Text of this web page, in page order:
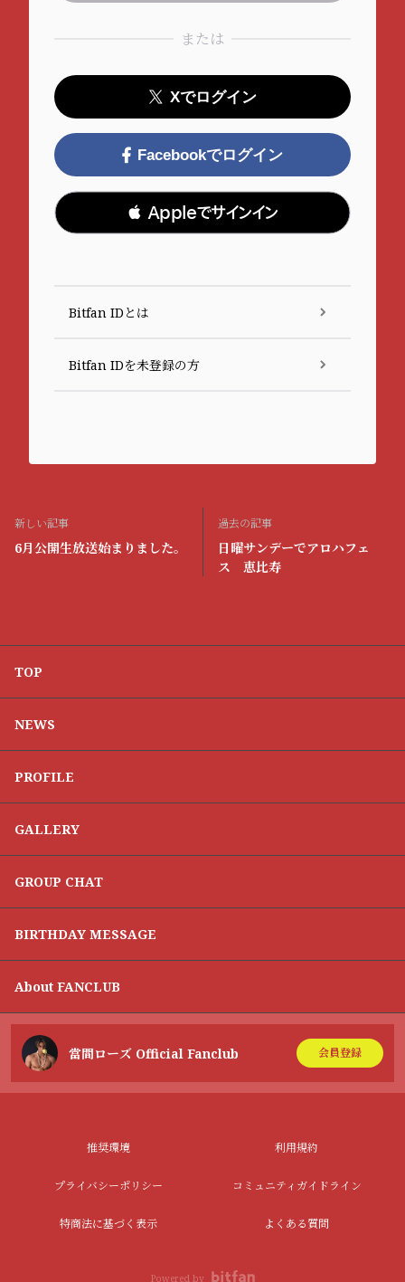
または
Xでログイン
Facebookでログイン
 Appleでサインイン
Bitfan IDとは
Bitfan IDを未登録の方
新しい記事
6月公開生放送始まりました。
過去の記事
日曜サンデーでアロハフェ
ス 恵比寿
TOP
NEWS
PROFILE
GALLERY
GROUP CHAT
BIRTHDAY MESSAGE
About FANCLUB
當間ローズ Official Fanclub 会員登録
推奨環境 利用規約
プライバシーポリシー コミュニティガイドライン
特商法に基づく表示 よくある質問
Powered by